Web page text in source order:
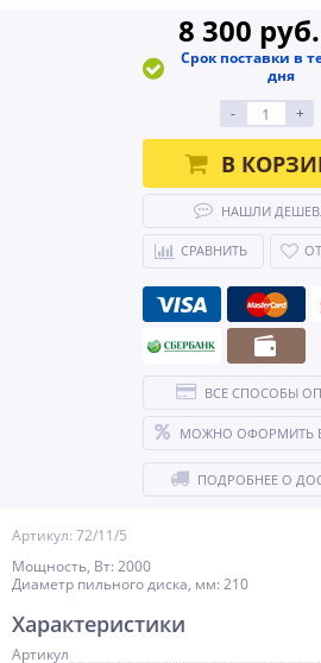
Артикул: 72/11/5
Мощность, Вт: 2000
Диаметр пильного диска, мм: 210
8 300 руб.
Срок поставки в
дня
-
+
В
НАШЛИ
СРАВНИТЬ
ВСЕ СПОСОБЫ
МОЖНО ОФОРМИТЬ
ПОДРОБНЕЕ О
Характеристики
Артикул